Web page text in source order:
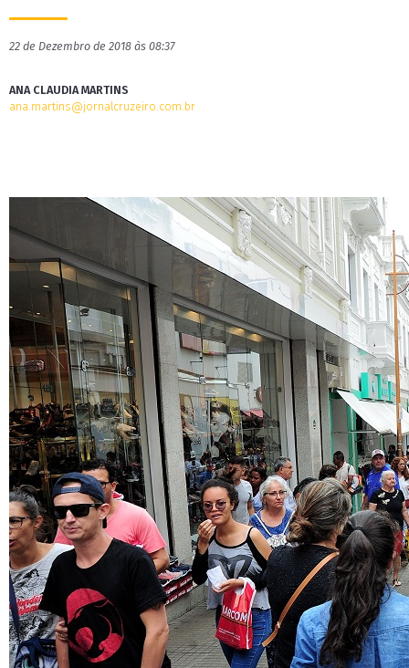
22 de Dezembro de 2018 às 08:37
ANA CLAUDIA MARTINS
ana.martins@jornalcruzeiro.com.br